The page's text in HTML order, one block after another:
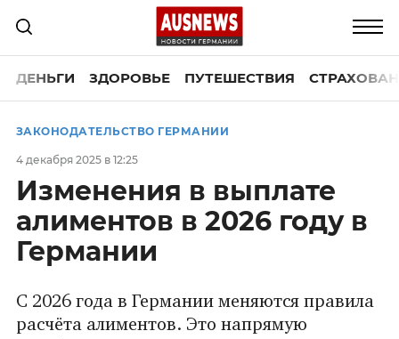
ДЕНЬГИ ЗДОРОВЬЕ ПУТЕШЕСТВИЯ
ЗАКОНОДАТЕЛЬСТВО ГЕРМАНИИ
4 декабря 2025 в 12:25
Изменения в выплате
алиментов в 2026 году в
Германии
С 2026 года в Германии меняются правила
расчёта алиментов. Это напрямую